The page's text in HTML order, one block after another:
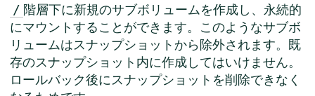
/ 階層下に新規のサブボリュームを作成し、永続的
にマウントすることができます。このようなサブボ
リュームはスナップショットから除外されます。既
存のスナップショット内に作成してはいけません。
ロールバック後にスナップショットを削除できなく